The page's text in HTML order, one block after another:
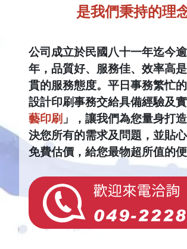
是我們秉持的理
公司成立於民國八十一年迄今
年，品質好、服務佳、效率高
貫的服務態度。平日事務繁忙
設計印刷事務交給具備經驗及
藝印刷 」，讓我們為您量身打
決您所有的需求及問題，並貼
免費估價，給您最物超所值的便